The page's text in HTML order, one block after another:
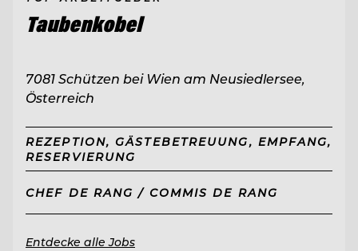
Taubenkobel
7081 Schützen bei Wien am Neusiedlersee,
Österreich
REZEPTION, GÄSTEBETREUUNG, EMPFANG,
RESERVIERUNG
CHEF DE RANG / COMMIS DE RANG
Entdecke alle Jobs